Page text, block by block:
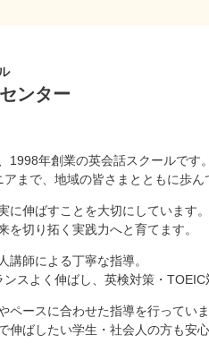
ンター
年創業の英会話スクールです。
まで、地域の皆さまとともに歩ん
伸ばすことを大切にしています。
切り拓く実践力へと育てます。
講師による丁寧な指導。
スよく伸ばし、英検対策・
ースに合わせた指導を行っていま
伸ばしたい学生・社会人の方も安